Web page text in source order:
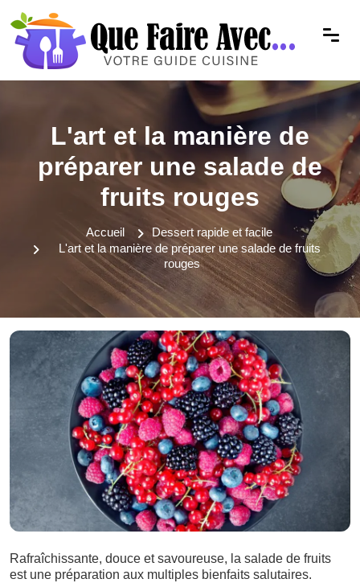
L'art et la manière de
préparer une salade de
fruits rouges
Accueil
Dessert rapide et facile
L'art et la manière de préparer une salade de fruits
rouges
Rafraîchissante, douce et savoureuse, la salade de fruits
est une préparation aux multiples bienfaits salutaires.